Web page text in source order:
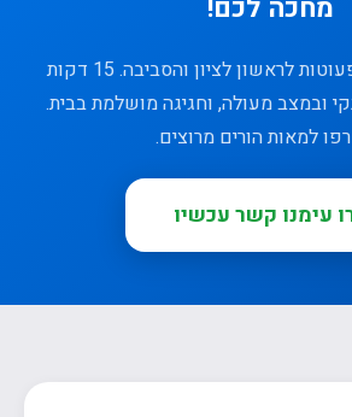
מחכה לכם!
השכרת ג'ימבורי לפעוטות לראשון לציון והסביבה. 15 דקות
ובמצב מעולה, וחגיגה מושלמת בבית.
למאות הורים מרוצים.
עימנו קשר עכשיו